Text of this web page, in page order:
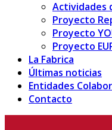
Actividades
Proyecto
Proyecto
Proyecto
La Fabrica
Últimas noticias
Entidades
Contacto